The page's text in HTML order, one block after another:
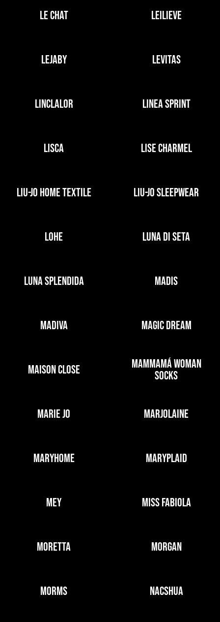
LE CHAT LEILIEVE
LEJABY LEVITAS
LINCLALOR LINEA SPRINT
LISCA LISE CHARMEL
LIU-JO HOME TEXTILE LIU-JO SLEEPWEAR
LOHE LUNA DI SETA
LUNA SPLENDIDA MADIS
MADIVA MAGIC DREAM
MAISON CLOSE
MAMMAMÁ WOMAN
SOCKS
MARIE JO MARJOLAINE
MARYHOME MARYPLAID
MEY MISS FABIOLA
MORETTA MORGAN
MORMS NACSHUA